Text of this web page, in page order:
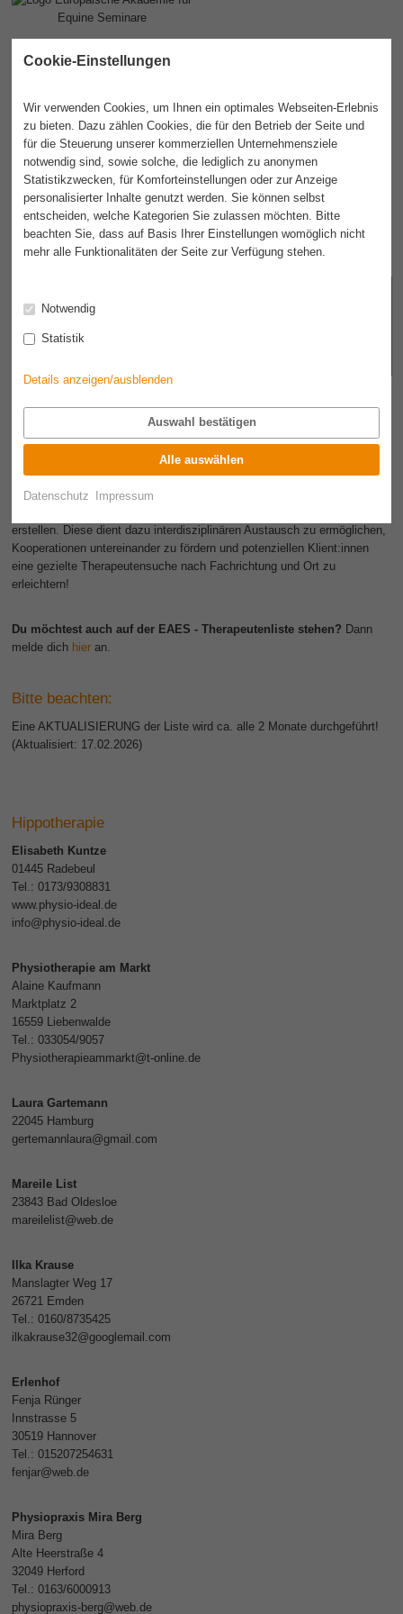
Akademie
EAES - Therapeutenliste
Wir werden häufig nach guten Therapieorten für Hippotherapie, Equine
Ergotherapie und Pferdegestützte Logopädie gefragt.
erstellen. Diese dient dazu interdisziplinären Austausch zu ermöglichen,
Kooperationen untereinander zu fördern und potenziellen Klient:innen
eine gezielte Therapeutensuche nach Fachrichtung und Ort zu
erleichtern!
Du möchtest auch auf der EAES - Therapeutenliste stehen? Dann
melde dich hier an.
Bitte beachten:
Eine AKTUALISIERUNG der Liste wird ca. alle 2 Monate durchgeführt!
(Aktualisiert: 17.02.2026)
Hippotherapie
Elisabeth Kuntze
01445 Radebeul
Tel.: 0173/9308831
www.physio-ideal.de
info@physio-ideal.de
Physiotherapie am Markt
Alaine Kaufmann
Marktplatz 2
16559 Liebenwalde
Tel.: 033054/9057
Physiotherapieammarkt@t-online.de
Laura Gartemann
22045 Hamburg
gertemannlaura@gmail.com
Mareile List
23843 Bad Oldesloe
mareilelist@web.de
Ilka Krause
Manslagter Weg 17
26721 Emden
Tel.: 0160/8735425
ilkakrause32@googlemail.com
Erlenhof
Fenja Rünger
Innstrasse 5
30519 Hannover
Tel.: 015207254631
fenjar@web.de
Physiopraxis Mira Berg
Mira Berg
Alte Heerstraße 4
32049 Herford
Tel.: 0163/6000913
physiopraxis-berg@web.de
Cookie-Einstellungen
Wir verwenden Cookies, um Ihnen ein optimales Webseiten-Erlebnis
zu bieten. Dazu zählen Cookies, die für den Betrieb der Seite und
für die Steuerung unserer kommerziellen Unternehmensziele
notwendig sind, sowie solche, die lediglich zu anonymen
Statistikzwecken, für Komforteinstellungen oder zur Anzeige
personalisierter Inhalte genutzt werden. Sie können selbst
entscheiden, welche Kategorien Sie zulassen möchten. Bitte
beachten Sie, dass auf Basis Ihrer Einstellungen womöglich nicht
mehr alle Funktionalitäten der Seite zur Verfügung stehen.
Notwendig
Statistik
Details anzeigen/ausblenden
Auswahl bestätigen
Alle auswählen
Datenschutz Impressum